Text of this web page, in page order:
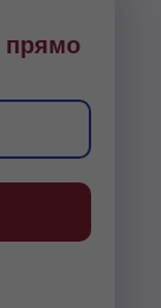
прямо